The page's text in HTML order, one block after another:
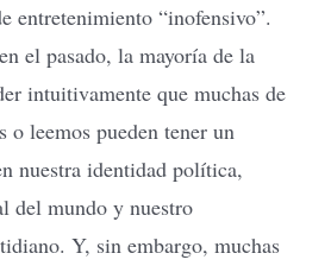
entretenimiento “inofensivo”.
el pasado, la mayoría de la
intuitivamente que muchas de
o leemos pueden tener un
nuestra identidad política,
del mundo y nuestro
Y, sin embargo, muchas